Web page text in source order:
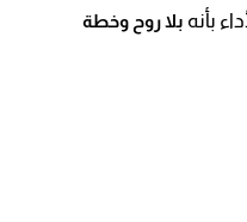
بلا روح وخطة